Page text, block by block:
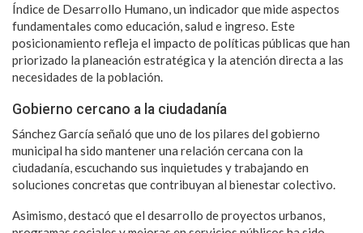
Índice de Desarrollo Humano, un indicador que mide aspectos
fundamentales como educación, salud e ingreso. Este
posicionamiento refleja el impacto de políticas públicas que han
priorizado la planeación estratégica y la atención directa a las
necesidades de la población.
Gobierno cercano a la ciudadanía
Sánchez García señaló que uno de los pilares del gobierno
municipal ha sido mantener una relación cercana con la
ciudadanía, escuchando sus inquietudes y trabajando en
soluciones concretas que contribuyan al bienestar colectivo.
Asimismo, destacó que el desarrollo de proyectos urbanos,